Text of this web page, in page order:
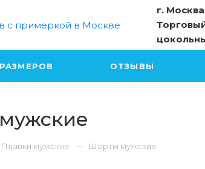
г.
ОТЗЫВЫ
Плавки мужские Шорты мужские